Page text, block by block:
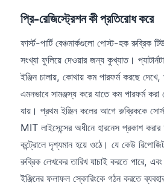
প্রি-রেজিস্ট্রেশন কী প্রতিরোধ করে
ফার্স্ট-পার্টি বেঞ্চমার্কগুলো পোস্ট-হক রুব্রিক
সংখ্যা ফুলিয়ে দেওয়ার জন্য কুখ্যাত।
ইঞ্জিন চালায়, কোথায় কম পারফর্ম করছে দেখে,
এমনভাবে সামঞ্জস্য করে যাতে কম পারফর্ম
যায়। প্রথম ইঞ্জিন কলের আগে রুব্রিককে
MIT লাইসেন্সের অধীনে হারনেস প্রকাশ
কন্ট্রোলে দৃশ্যমান হয়ে ওঠে। যে কেউ
রুব্রিক লেখকের তারিখ যাচাই করতে পারে,
ইঞ্জিনের ফলাফল স্কোরিংকে গঠন করতে
Nederlands
हिन्दी
Bahasa Indonesia
Հայերեն
Íslenska
Српски језик
Azərbaycan dili